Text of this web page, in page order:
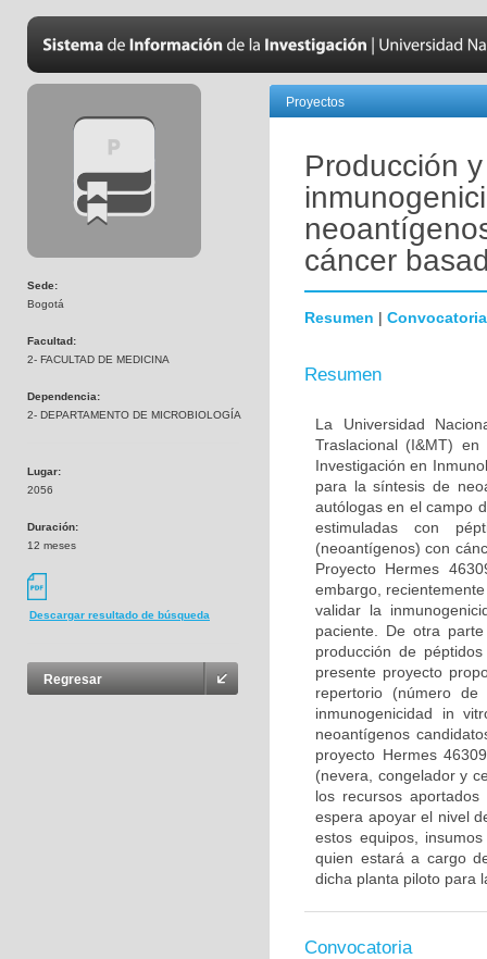
Sede:
Bogotá
Facultad:
2- FACULTAD DE MEDICINA
Dependencia:
2- DEPARTAMENTO DE MICROBIOLOGÍA
Lugar:
2056
Duración:
12 meses
Descargar resultado de búsqueda
Regresar
Proyectos
Producción
cáncer
Resumen | Convocatoria
Resumen
La Universidad
Traslacional (I&MT)
Investigación en
para la síntesis de
autólogas en el campo
estimuladas con
(neoantígenos) con
Proyecto Hermes
embargo,
validar la
paciente. De otra
producción de
presente proyecto
repertorio (número
inmunogenicidad in
neoantígenos
proyecto Hermes
(nevera, congelador y
los recursos
espera apoyar el nivel
estos equipos,
quien estará a cargo
dicha planta piloto para
Convocatoria